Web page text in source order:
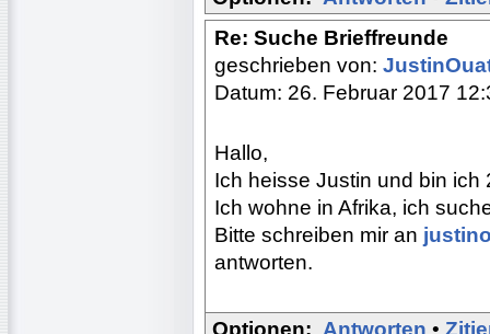
Re: Suche Brieffreunde
geschrieben von:
Datum: 26. Februar 2017
Hallo,
Ich heisse Justin und bin ich
Ich wohne in Afrika, ich
Bitte schreiben mir an
antworten.
Optionen: Antworten •